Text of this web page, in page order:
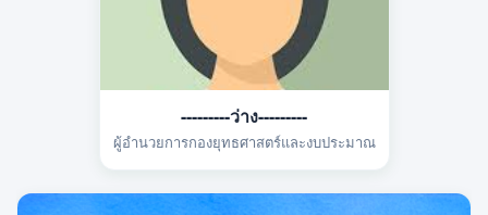
---------ว่าง---------
ผู้อำนวยการกองยุทธศาสตร์และงบประมาณ